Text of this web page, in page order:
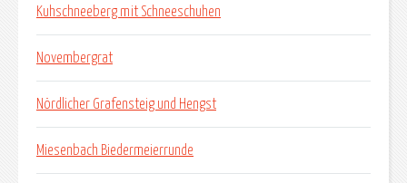
Kuhschneeberg mit Schneeschuhen
Novembergrat
Nördlicher Grafensteig und Hengst
Miesenbach Biedermeierrunde